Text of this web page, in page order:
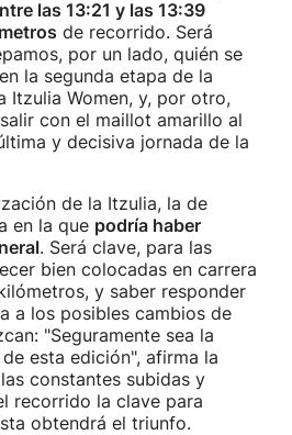
las 13:21 y las 13:39
de recorrido. Será
por un lado, quién se
la segunda etapa de la
Itzulia Women, y, por otro,
con el maillot amarillo al
y decisiva jornada de la
de la Itzulia, la de
en la que podría haber
. Será clave, para las
bien colocadas en carrera
y saber responder
a los posibles cambios de
"Seguramente sea la
esta edición", afirma la
constantes subidas y
recorrido la clave para
obtendrá el triunfo.